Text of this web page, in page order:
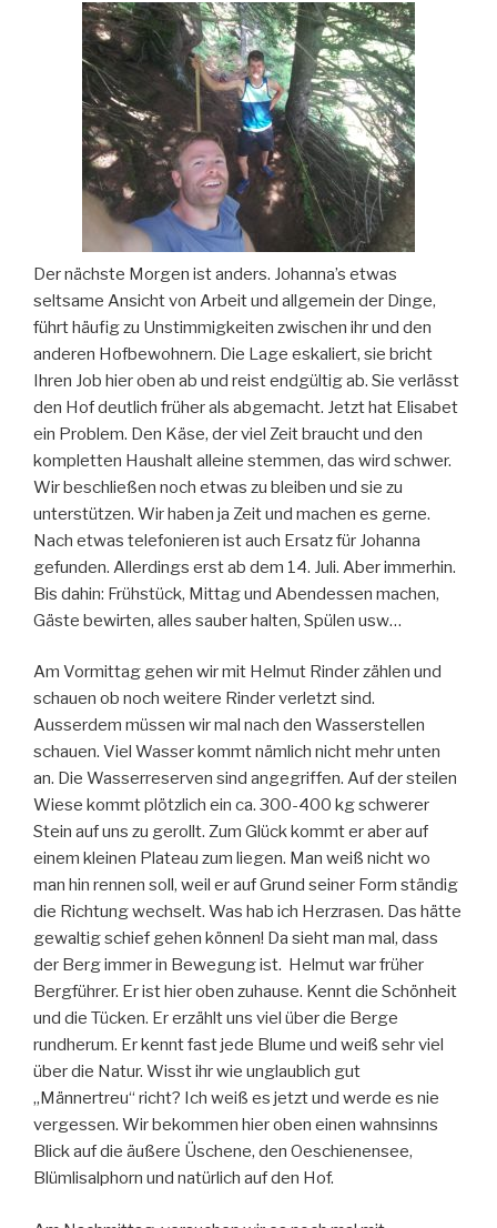
Der nächste Morgen ist anders. Johanna’s etwas
seltsame Ansicht von Arbeit und allgemein der Dinge,
führt häufig zu Unstimmigkeiten zwischen ihr und den
anderen Hofbewohnern. Die Lage eskaliert, sie bricht
Ihren Job hier oben ab und reist endgültig ab. Sie verlässt
den Hof deutlich früher als abgemacht. Jetzt hat Elisabet
ein Problem. Den Käse, der viel Zeit braucht und den
kompletten Haushalt alleine stemmen, das wird schwer.
Wir beschließen noch etwas zu bleiben und sie zu
unterstützen. Wir haben ja Zeit und machen es gerne.
Nach etwas telefonieren ist auch Ersatz für Johanna
gefunden. Allerdings erst ab dem 14. Juli. Aber immerhin.
Bis dahin: Frühstück, Mittag und Abendessen machen,
Gäste bewirten, alles sauber halten, Spülen usw…
Am Vormittag gehen wir mit Helmut Rinder zählen und
schauen ob noch weitere Rinder verletzt sind.
Ausserdem müssen wir mal nach den Wasserstellen
schauen. Viel Wasser kommt nämlich nicht mehr unten
an. Die Wasserreserven sind angegriffen. Auf der steilen
Wiese kommt plötzlich ein ca. 300-400 kg schwerer
Stein auf uns zu gerollt. Zum Glück kommt er aber auf
einem kleinen Plateau zum liegen. Man weiß nicht wo
man hin rennen soll, weil er auf Grund seiner Form ständig
die Richtung wechselt. Was hab ich Herzrasen. Das hätte
gewaltig schief gehen können! Da sieht man mal, dass
der Berg immer in Bewegung ist. Helmut war früher
Bergführer. Er ist hier oben zuhause. Kennt die Schönheit
und die Tücken. Er erzählt uns viel über die Berge
rundherum. Er kennt fast jede Blume und weiß sehr viel
über die Natur. Wisst ihr wie unglaublich gut
„Männertreu“ richt? Ich weiß es jetzt und werde es nie
vergessen. Wir bekommen hier oben einen wahnsinns
Blick auf die äußere Üschene, den Oeschienensee,
Blümlisalphorn und natürlich auf den Hof.